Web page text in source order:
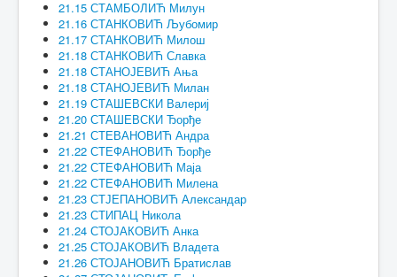
21.15 СТАМБОЛИЋ Милун
21.16 СТАНКОВИЋ Љубомир
21.17 СТАНКОВИЋ Милош
21.18 СТАНКОВИЋ Славка
21.18 СТАНОЈЕВИЋ Ања
21.18 СТАНОЈЕВИЋ Милан
21.19 СТАШЕВСКИ Валериј
21.20 СТАШЕВСКИ Ђорђе
21.21 СТЕВАНОВИЋ Андра
21.22 СТЕФАНОВИЋ Ђорђе
21.22 СТЕФАНОВИЋ Маја
21.22 СТЕФАНОВИЋ Милена
21.23 СТЈЕПАНОВИЋ Александар
21.23 СТИПАЦ Никола
21.24 СТОЈАКОВИЋ Анка
21.25 СТОЈАКОВИЋ Владета
21.26 СТОЈАНОВИЋ Братислав